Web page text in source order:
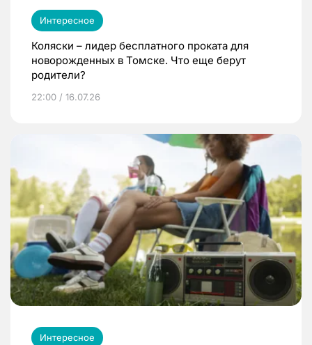
Интересное
Коляски – лидер бесплатного проката для
новорожденных в Томске. Что еще берут
родители?
22:00 / 16.07.26
Интересное